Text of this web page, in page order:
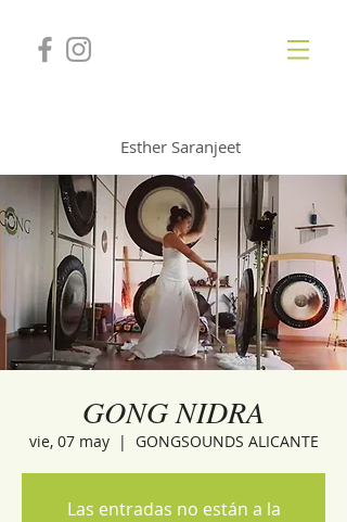
Esther Saranjeet
GONG NIDRA
vie, 07 may
  |
GONGSOUNDS ALICANTE
Las entradas no están a la